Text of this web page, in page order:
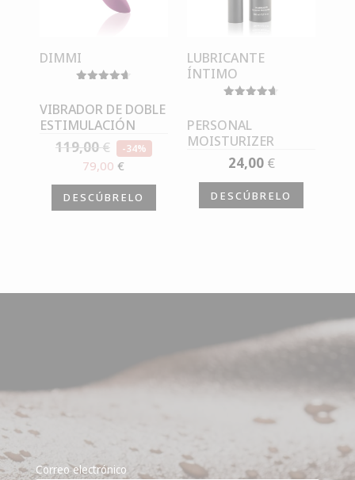
DIMMI
con
4.67
de 5
VIBRADOR DE DOBLE
ESTIMULACIÓN
119,00€ -34%
79,00€
DESCÚBRELO
LUBRICANTE
ÍNTIMO
con
4.67
de 5
PERSONAL
MOISTURIZER
24,00 €
DESCÚBRELO
Correo electrónico